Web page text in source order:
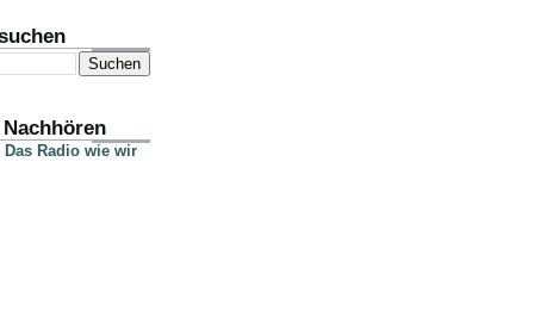
Das Radio wie wir